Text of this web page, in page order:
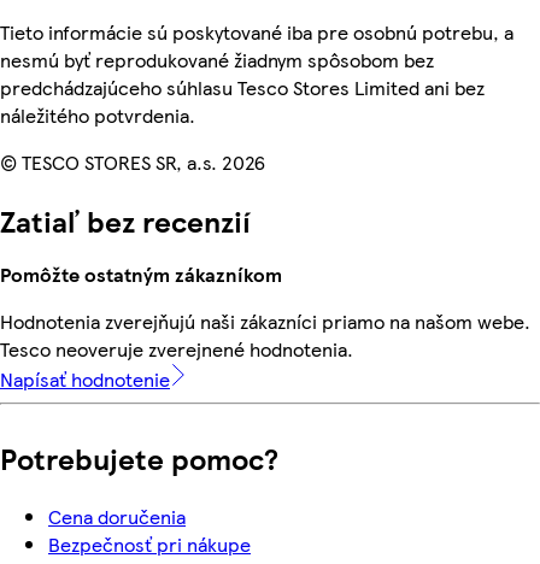
Tieto informácie sú poskytované iba pre osobnú potrebu, a
nesmú byť reprodukované žiadnym spôsobom bez
predchádzajúceho súhlasu Tesco Stores Limited ani bez
náležitého potvrdenia.
© TESCO STORES SR, a.s. 2026
Zatiaľ bez recenzií
Pomôžte ostatným zákazníkom
Hodnotenia zverejňujú naši zákazníci priamo na našom webe.
Tesco neoveruje zverejnené hodnotenia.
Napísať hodnotenie
Potrebujete pomoc?
Cena doručenia
Bezpečnosť pri nákupe